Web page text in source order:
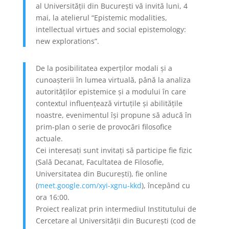
al Universității din București vă invită luni, 4
mai, la atelierul “Epistemic modalities,
intellectual virtues and social epistemology:
new explorations”.
De la posibilitatea experților modali și a
cunoașterii în lumea virtuală, până la analiza
autorităților epistemice și a modului în care
contextul influențează virtuțile și abilitățile
noastre, evenimentul își propune să aducă în
prim-plan o serie de provocări filosofice
actuale.
Cei interesați sunt invitați să participe fie fizic
(Sală Decanat, Facultatea de Filosofie,
Universitatea din București), fie online
(meet.google.com/xyi-xgnu-kkd), începând cu
ora 16:00.
Proiect realizat prin intermediul Institutului de
Cercetare al Universității din București (cod de